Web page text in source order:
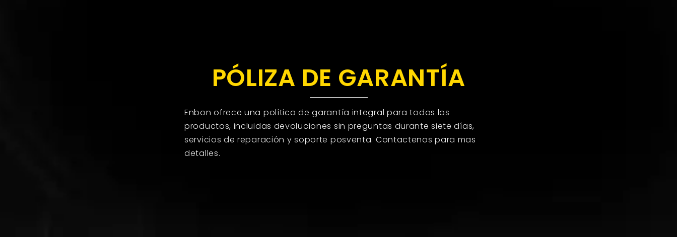
PÓLIZA DE GARANTÍA
Enbon ofrece una política de garantía integral para todos los
productos, incluidas devoluciones sin preguntas durante siete días,
servicios de reparación y soporte posventa. Contactenos para mas
detalles.